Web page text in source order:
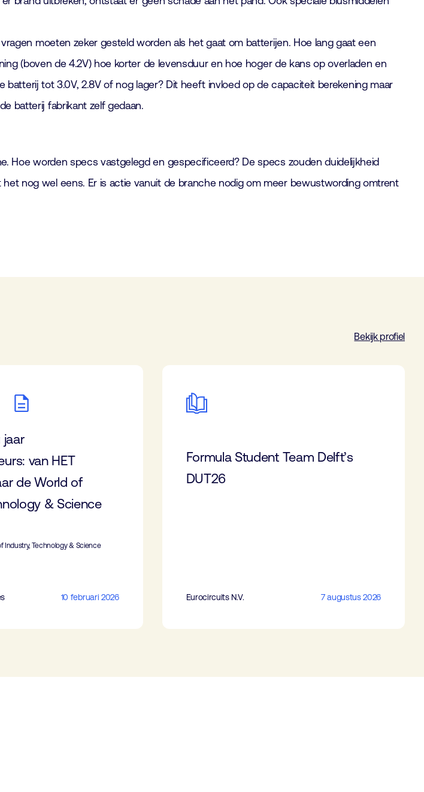
moeten zeker gesteld worden als het gaat om batterijen. Hoe lang gaat een
(boven de 4.2V) hoe korter de levensduur en hoe hoger de kans op overladen en
tot 3.0V, 2.8V of nog lager? Dit heeft invloed op de capaciteit berekening maar
batterij fabrikant zelf gedaan.
Hoe worden specs vastgelegd en gespecificeerd? De specs zouden duidelijkheid
nog wel eens. Er is actie vanuit de branche nodig om meer bewustwording omtrent
Bekijk profiel
jaar
van HET
de World of
& Science
Industry, Technology & Science
10 februari 2026
Formula Student Team Delft’s
DUT26
Eurocircuits N.V. 7 augustus 2026